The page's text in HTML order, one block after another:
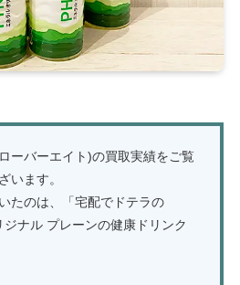
ーバーエイト)の買取実績をご覧
います。
たのは、「宅配でドテラの
ナル プレーンの健康ドリンク